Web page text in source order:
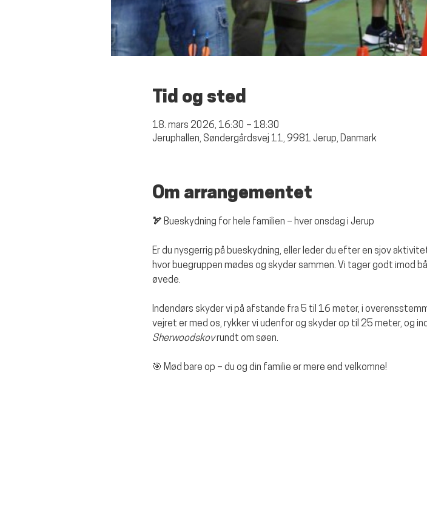
Tid og sted
18. mars 2026, 16:30 – 18:30
Jeruphallen, Søndergårdsvej 11, 9981 Jerup, Danmark
Om arrangementet
🏹 Bueskydning for hele familien – hver onsdag i Jerup
Er du nysgerrig på bueskydning, eller leder du efter en sjov
hvor buegruppen mødes og skyder sammen. Vi tager godt imod
øvede.
Indendørs skyder vi på afstande fra 5 til 16 meter, i
vejret er med os, rykker vi udenfor og skyder op til 25 meter, og
Sherwoodskov rundt om søen.
🎯 Mød bare op – du og din familie er mere end velkomne!